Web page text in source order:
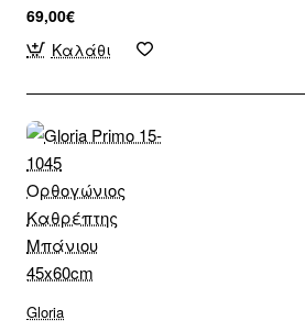
69,00€
Καλάθι
Gloria